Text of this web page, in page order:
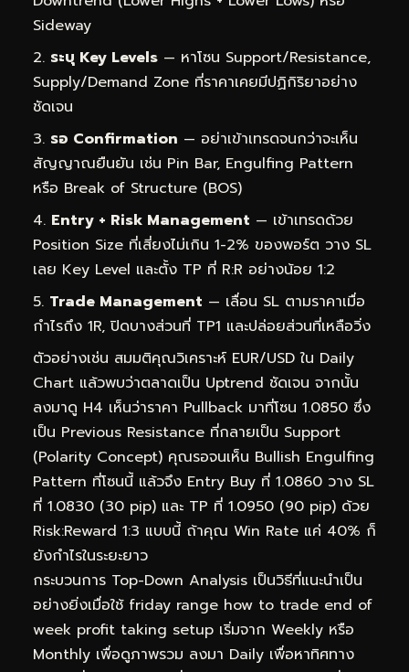
Sideway
ระบุ Key Levels — หาโซน Support/Resistance,
Supply/Demand Zone ที่ราคาเคยมีปฏิกิริยาอย่าง
ชัดเจน
รอ Confirmation — อย่าเข้าเทรดจนกว่าจะเห็น
สัญญาณยืนยัน เช่น Pin Bar, Engulfing Pattern
หรือ Break of Structure (BOS)
Entry + Risk Management — เข้าเทรดด้วย
Position Size ที่เสี่ยงไม่เกิน 1-2% ของพอร์ต วาง SL
เลย Key Level และตั้ง TP ที่ R:R อย่างน้อย 1:2
Trade Management — เลื่อน SL ตามราคาเมื่อ
กำไรถึง 1R, ปิดบางส่วนที่ TP1 และปล่อยส่วนที่เหลือวิ่ง
ตัวอย่างเช่น สมมติคุณวิเคราะห์ EUR/USD ใน Daily
Chart แล้วพบว่าตลาดเป็น Uptrend ชัดเจน จากนั้น
ลงมาดู H4 เห็นว่าราคา Pullback มาที่โซน 1.0850 ซึ่ง
เป็น Previous Resistance ที่กลายเป็น Support
(Polarity Concept) คุณรอจนเห็น Bullish Engulfing
Pattern ที่โซนนี้ แล้วจึง Entry Buy ที่ 1.0860 วาง SL
ที่ 1.0830 (30 pip) และ TP ที่ 1.0950 (90 pip) ด้วย
Risk:Reward 1:3 แบบนี้ ถ้าคุณ Win Rate แค่ 40% ก็
ยังกำไรในระยะยาว
กระบวนการ Top-Down Analysis เป็นวิธีที่แนะนำเป็น
อย่างยิ่งเมื่อใช้ friday range how to trade end of
week profit taking setup เริ่มจาก Weekly หรือ
Monthly เพื่อดูภาพรวม ลงมา Daily เพื่อหาทิศทาง